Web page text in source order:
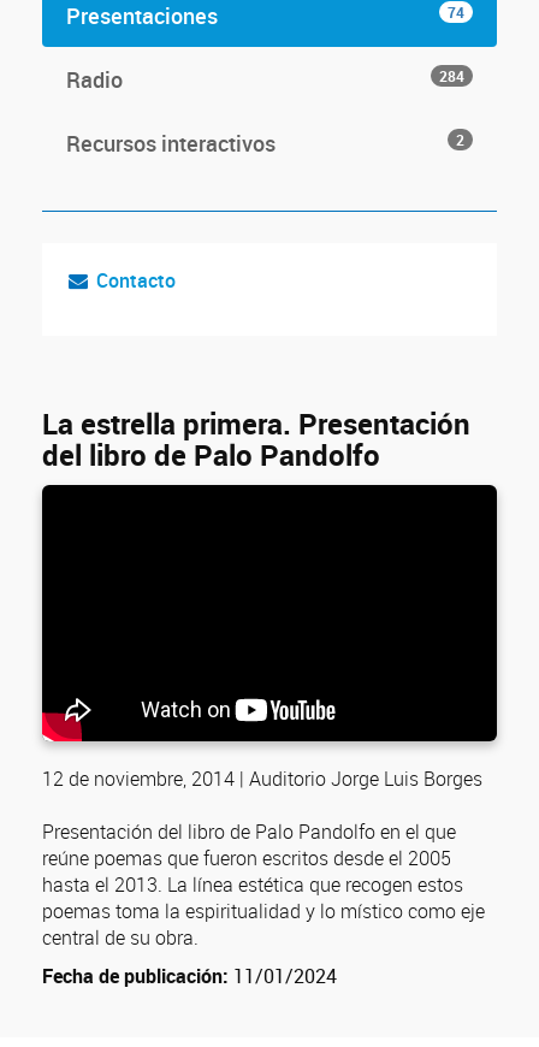
Presentaciones 74
Radio 284
Recursos interactivos 2
Contacto
La estrella primera. Presentación
del libro de Palo Pandolfo
12 de noviembre, 2014 | Auditorio Jorge Luis Borges
Presentación del libro de Palo Pandolfo en el que
reúne poemas que fueron escritos desde el 2005
hasta el 2013. La línea estética que recogen estos
poemas toma la espiritualidad y lo místico como eje
central de su obra.
Fecha de publicación: 11/01/2024